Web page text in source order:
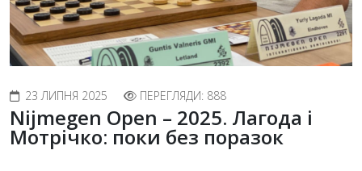
23 ЛИПНЯ 2025 ПЕРЕГЛЯДИ: 888
Nijmegen Open – 2025. Лагода і
Мотрічко: поки без поразок